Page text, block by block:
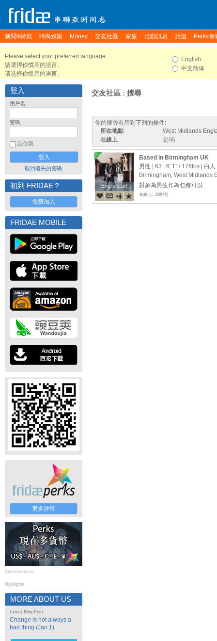
新聞&特寫 時尚娛樂 Money 交友社區 家族 活動訊息 旅遊 Perks會
Please select your preferred language.
請選擇你慣用的語言。
请选择你惯用的语言。
English
中文简体
登入
用戶名
密碼
記住我
取回遺失的密碼
初到 FRIDAE？
免費加入
FRIDAE MOBILE
更多詳情
Advertisement
Highlights
MORE ABOUT US
Latest Blog Post
Change is not always a
bad thing (Jan 1)
交友社區 : 搜尋
你的搜尋有用到下列的條件:
所在地點
West Midlands
在線上
是/有
EnglishLad
EnglishLad
Based in Birmingham UK
男性 | 63 | 6' 1" / 176lbs | 白人
Birmingham, West Midlands
對象為男生作為乜都可以
在線上: 19秒前